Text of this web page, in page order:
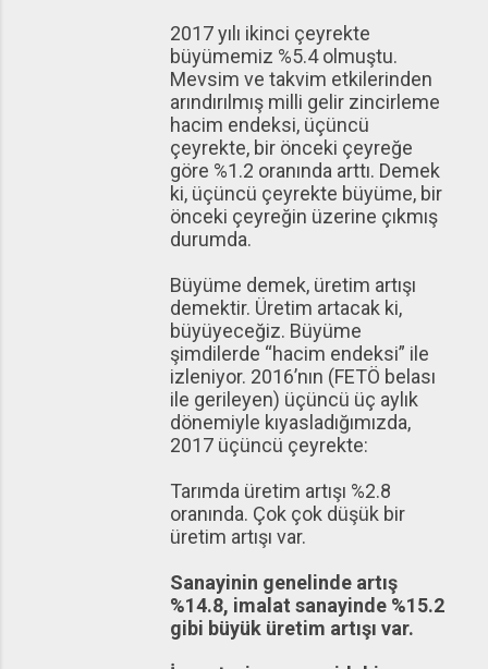
2017 yılı ikinci çeyrekte
büyümemiz %5.4 olmuştu.
Mevsim ve takvim etkilerinden
arındırılmış milli gelir zincirleme
hacim endeksi, üçüncü
çeyrekte, bir önceki çeyreğe
göre %1.2 oranında arttı. Demek
ki, üçüncü çeyrekte büyüme, bir
önceki çeyreğin üzerine çıkmış
durumda.
Büyüme demek, üretim artışı
demektir. Üretim artacak ki,
büyüyeceğiz. Büyüme
şimdilerde “hacim endeksi” ile
izleniyor. 2016’nın (FETÖ belası
ile gerileyen) üçüncü üç aylık
dönemiyle kıyasladığımızda,
2017 üçüncü çeyrekte:
Tarımda üretim artışı %2.8
oranında. Çok çok düşük bir
üretim artışı var.
Sanayinin genelinde artış
%14.8, imalat sanayinde %15.2
gibi büyük üretim artışı var.